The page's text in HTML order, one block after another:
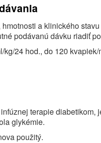
a klinického
podávanú dávku riadiť
24 hod., do 120
terapie
glykémie.
použitý.